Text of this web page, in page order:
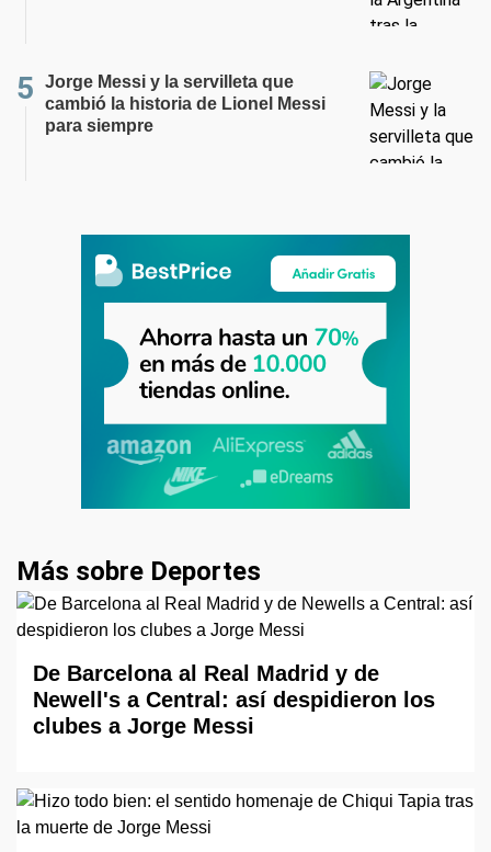
Jorge Messi y la servilleta que
cambió la historia de Lionel Messi
para siempre
Más sobre Deportes
De Barcelona al Real Madrid y de
Newell's a Central: así despidieron los
clubes a Jorge Messi